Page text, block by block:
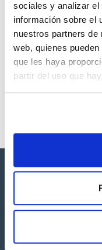
sociales y analizar
información sobre el
nuestros partners de
web, quienes
que les haya
partir del uso que
Envase
VIAL
Referencia
SB28580100
Disponibilidad
Ver stock